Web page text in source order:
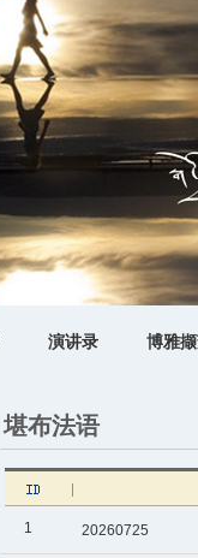
演讲录 博雅
堪布法语
1 20260725